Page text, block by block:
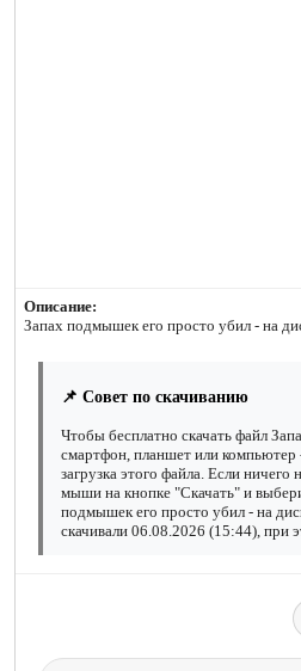
Описание:
Запах подмышек его просто убил - на
📌 Совет по скачиванию
Чтобы бесплатно скачать файл
смартфон, планшет или компьютер
загрузка этого файла. Если
мыши на кнопке "Скачать" и
подмышек его просто убил - на
скачивали 06.08.2026 (15:44), при